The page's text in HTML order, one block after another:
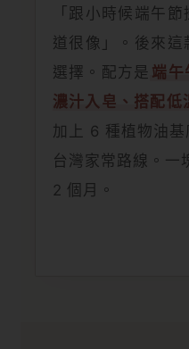
「跟小時候端午
道很像」。後來這
選擇。配方是 端午
濃汁入皂、搭配低
加上 6 種植物油
台灣家常路線。一
2 個月。